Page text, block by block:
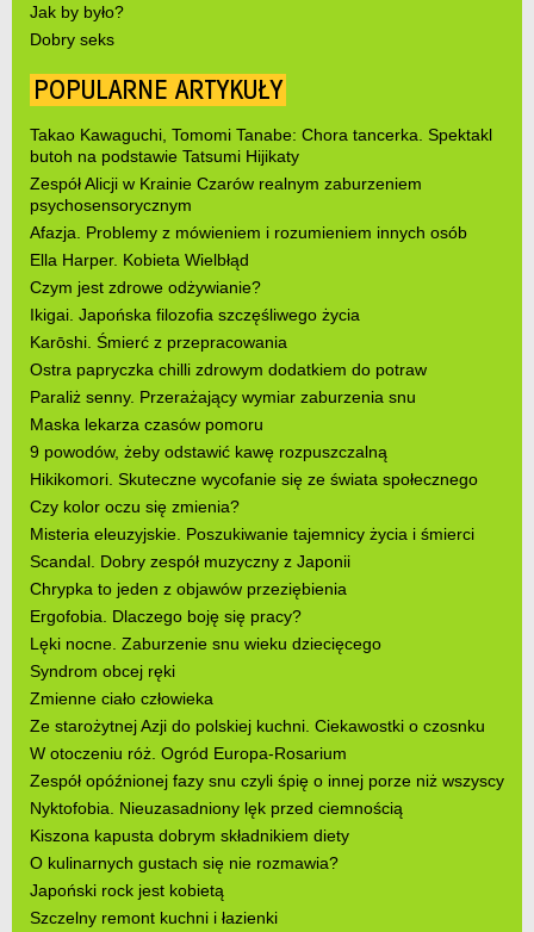
Jak by było?
Dobry seks
POPULARNE ARTYKUŁY
Takao Kawaguchi, Tomomi Tanabe: Chora tancerka. Spektakl
butoh na podstawie Tatsumi Hijikaty
Zespół Alicji w Krainie Czarów realnym zaburzeniem
psychosensorycznym
Afazja. Problemy z mówieniem i rozumieniem innych osób
Ella Harper. Kobieta Wielbłąd
Czym jest zdrowe odżywianie?
Ikigai. Japońska filozofia szczęśliwego życia
Karōshi. Śmierć z przepracowania
Ostra papryczka chilli zdrowym dodatkiem do potraw
Paraliż senny. Przerażający wymiar zaburzenia snu
Maska lekarza czasów pomoru
9 powodów, żeby odstawić kawę rozpuszczalną
Hikikomori. Skuteczne wycofanie się ze świata społecznego
Czy kolor oczu się zmienia?
Misteria eleuzyjskie. Poszukiwanie tajemnicy życia i śmierci
Scandal. Dobry zespół muzyczny z Japonii
Chrypka to jeden z objawów przeziębienia
Ergofobia. Dlaczego boję się pracy?
Lęki nocne. Zaburzenie snu wieku dziecięcego
Syndrom obcej ręki
Zmienne ciało człowieka
Ze starożytnej Azji do polskiej kuchni. Ciekawostki o czosnku
W otoczeniu róż. Ogród Europa-Rosarium
Zespół opóźnionej fazy snu czyli śpię o innej porze niż wszyscy
Nyktofobia. Nieuzasadniony lęk przed ciemnością
Kiszona kapusta dobrym składnikiem diety
O kulinarnych gustach się nie rozmawia?
Japoński rock jest kobietą
Szczelny remont kuchni i łazienki